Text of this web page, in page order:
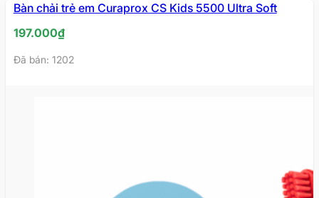
Bàn chải trẻ em Curaprox CS Kids 5500 Ultra Soft
197.000₫
Đã bán: 1202